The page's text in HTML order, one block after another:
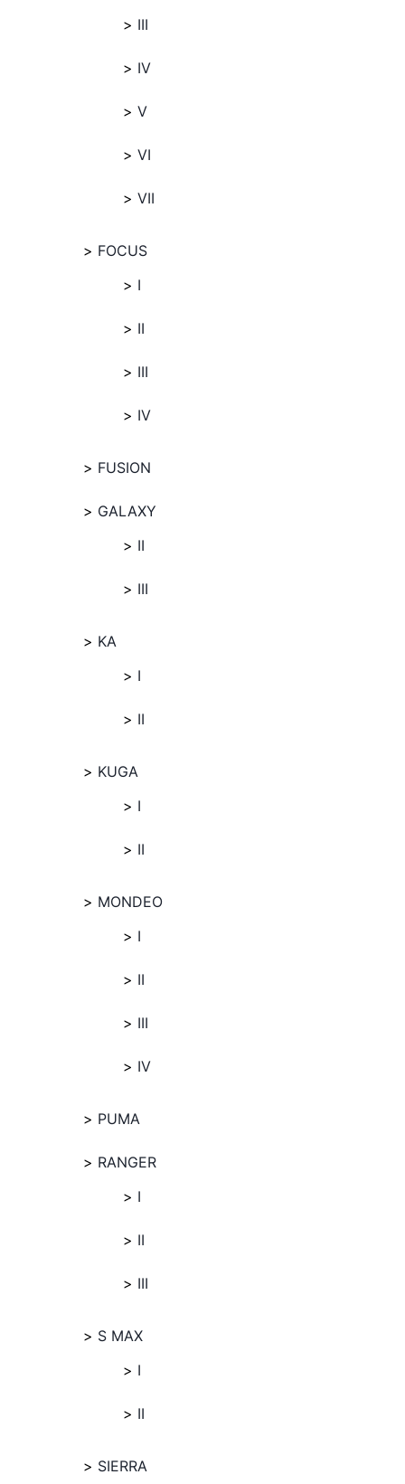
III
IV
V
VI
VII
FOCUS
I
II
III
IV
FUSION
GALAXY
II
III
KA
I
II
KUGA
I
II
MONDEO
I
II
III
IV
PUMA
RANGER
I
II
III
S MAX
I
II
SIERRA